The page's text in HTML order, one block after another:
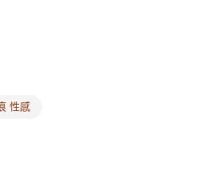
為有效，需透過AFTEE
性感